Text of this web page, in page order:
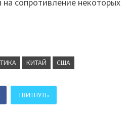
сопротивление некоторых
КИТАЙ США
ТВИТНУТЬ